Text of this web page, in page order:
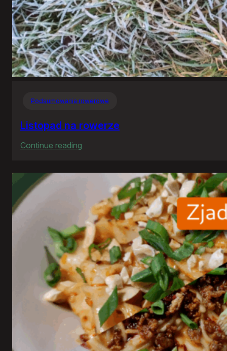
Podsumowania rowerowe
Listopad na rowerze
Continue reading
na
rowerze